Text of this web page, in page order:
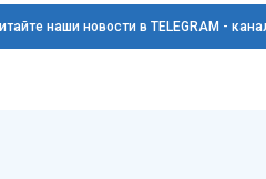
наши новости в TELEGRAM -